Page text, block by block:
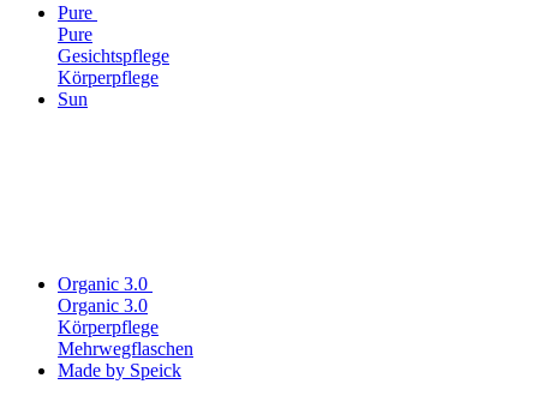
Pure
Pure
Gesichtspflege
Körperpflege
Sun
Organic 3.0
Organic 3.0
Körperpflege
Mehrwegflaschen
Made by Speick